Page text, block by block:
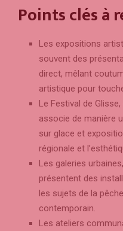
Points clés à
Les expositions
souvent des
direct, mêlant
artistique pour
Le Festival de
associe de manière
sur glace et
régionale et
Les galeries
présentent des
les sujets de la
contemporain.
Les ateliers